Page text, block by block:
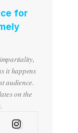
for
it happens
audience.
on the